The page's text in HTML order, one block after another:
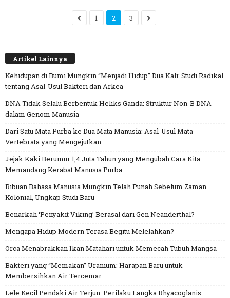
1 2 3
Artikel Lainnya
Kehidupan di Bumi Mungkin “Menjadi Hidup” Dua Kali: Studi Radikal
tentang Asal-Usul Bakteri dan Arkea
DNA Tidak Selalu Berbentuk Heliks Ganda: Struktur Non-B DNA
dalam Genom Manusia
Dari Satu Mata Purba ke Dua Mata Manusia: Asal-Usul Mata
Vertebrata yang Mengejutkan
Jejak Kaki Berumur 1,4 Juta Tahun yang Mengubah Cara Kita
Memandang Kerabat Manusia Purba
Ribuan Bahasa Manusia Mungkin Telah Punah Sebelum Zaman
Kolonial, Ungkap Studi Baru
Benarkah ‘Penyakit Viking’ Berasal dari Gen Neanderthal?
Mengapa Hidup Modern Terasa Begitu Melelahkan?
Orca Menabrakkan Ikan Matahari untuk Memecah Tubuh Mangsa
Bakteri yang “Memakan” Uranium: Harapan Baru untuk
Membersihkan Air Tercemar
Lele Kecil Pendaki Air Terjun: Perilaku Langka Rhyacoglanis